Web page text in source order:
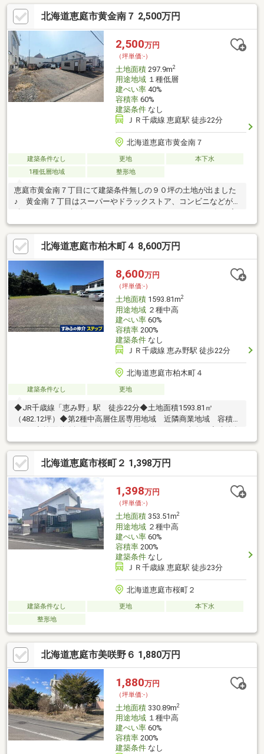
分！スーパーまで徒歩12分！お買い物にも便利な立地♪◆ＪＲ恵
み野駅まで車利用約5分！毎日の通勤・通学時間の短縮が出来ます
♪◆建築条件はありませんので、お好きなハウスメーカー・工務
店で建築できます♪※地番567-3所有者は、3名（1/3ずつ）の共有
持ち分となっています※上水道敷地内引込管は本管より引込が必
要となります。別途上水道敷設費用が生じます。
北海道恵庭市黄金南７ 2,500万円
2,500万円
（坪単価:-）
土地面積297.9m2
用途地域１種低層
建ぺい率40%
容積率60%
建築条件なし
ＪＲ千歳線 恵庭駅 徒歩22分
北海道恵庭市黄金南７
建築条件なし 更地
本下水
1種低層地域
整形地
恵庭市黄金南７丁目にて建築条件無しの９０坪の土地が出ました
♪ 黄金南７丁目はスーパーやドラックストア、コンビニなどが集
一括造成されたエリアにつき、まだ解体して更地にして売る建物
も少なく、あまり建築条件無しの土地が出て来ないエリアですの
で、是非ご検討下さい♪
北海道恵庭市柏木町４ 8,600万円
8,600万円
（坪単価:-）
土地面積1593.81m2
用途地域２種中高
建ぺい率60%
容積率200%
建築条件なし
ＪＲ千歳線 恵み野駅 徒歩22分
北海道恵庭市柏木町４
建築条件なし 更地
◆JR千歳線「恵み野」駅 徒歩22分◆土地面積1593.81㎡
（482.12坪）◆第2種中高層住居専用地域 近隣商業地域 容積率
200％◆前面道路幅員 約11.0ｍ◆間口約38.8ｍ 東向き◆建築条
件付き土地ではありません～周辺環境～・セブンイレブン恵庭有
明町店：約300ｍ・マックスバリュ恵庭店、 ツルハドラッグマ
ックスバリュ恵庭店：400ｍ・恵庭柏木中通郵便局：約370ｍ・柏
小学校：約660ｍ・恵庭中学校：約920ｍ
北海道恵庭市桜町２ 1,398万円
1,398万円
（坪単価:-）
土地面積353.51m2
用途地域２種中高
建ぺい率60%
容積率200%
建築条件なし
ＪＲ千歳線 恵庭駅 徒歩23分
北海道恵庭市桜町２
建築条件なし 更地
本下水
整形地
北海道恵庭市美咲野６ 1,880万円
1,880万円
（坪単価:-）
土地面積330.89m2
用途地域１種中高
建ぺい率60%
容積率200%
建築条件なし